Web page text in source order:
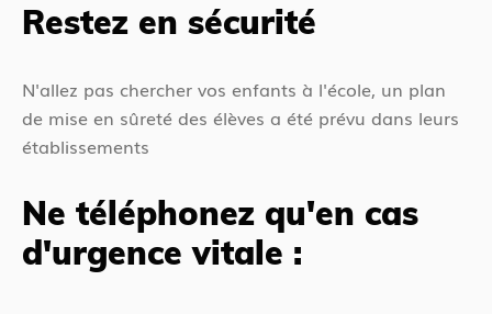
Restez en sécurité
N'allez pas chercher vos enfants à l'école, un plan
de mise en sûreté des élèves a été prévu dans leurs
établissements
Ne téléphonez qu'en cas
d'urgence vitale :